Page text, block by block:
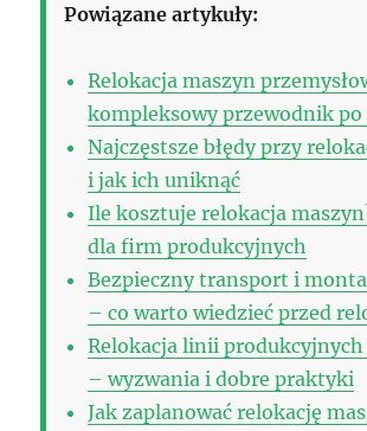
Powiązane artykuły:
Relokacja maszyn
kompleksowy przewodnik po
Najczęstsze błędy przy
i jak ich uniknąć
Ile kosztuje relokacja
dla firm produkcyjnych
Bezpieczny transport i
– co warto wiedzieć przed
Relokacja linii produkcyjnych
– wyzwania i dobre praktyki
Jak zaplanować relokację